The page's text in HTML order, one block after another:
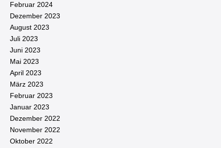
Februar 2024
Dezember 2023
August 2023
Juli 2023
Juni 2023
Mai 2023
April 2023
März 2023
Februar 2023
Januar 2023
Dezember 2022
November 2022
Oktober 2022